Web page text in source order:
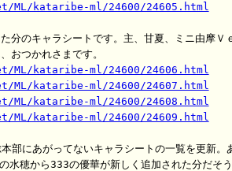
ML/kataribe-ml/24600/24605.html
分のキャラシートです。主、甘夏、ミニ由摩Ｖ
ML/kataribe-ml/24600/24606.html
ML/kataribe-ml/24600/24607.html
ML/kataribe-ml/24600/24608.html
ML/kataribe-ml/24600/24609.html
本部にあがってないキャラシートの一覧を更新。